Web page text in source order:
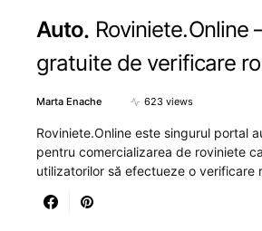
Auto Roviniete.Online
gratuite de verificare
Marta Enache 623 views
Roviniete.Online este singurul portal
pentru comercializarea de roviniete
utilizatorilor să efectueze o verificare